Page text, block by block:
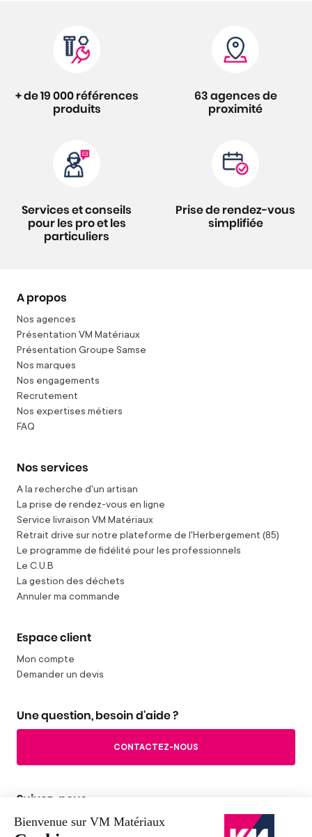
+ de 19 000 références
produits
63 agences de
proximité
Services et conseils
pour les pro et les
particuliers
Prise de rendez-vous
simplifiée
A propos
Nos agences
Présentation VM Matériaux
Présentation Groupe Samse
Nos marques
Nos engagements
Recrutement
Nos expertises métiers
FAQ
Nos services
A la recherche d'un artisan
La prise de rendez-vous en ligne
Service livraison VM Matériaux
Retrait drive sur notre plateforme de l'Herbergement (85)
Le programme de fidélité pour les professionnels
Le C.U.B
La gestion des déchets
Annuler ma commande
Espace client
Mon compte
Demander un devis
Une question, besoin d'aide ?
CONTACTEZ-NOUS
Suivez-nous